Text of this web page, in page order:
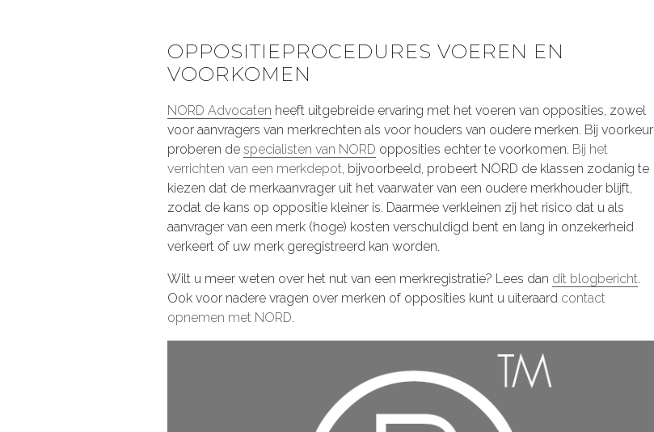
OPPOSITIEPROCEDURES VOEREN EN
VOORKOMEN
NORD Advocaten heeft uitgebreide ervaring met het voeren van opposities, zowel
voor aanvragers van merkrechten als voor houders van oudere merken. Bij voorkeur
proberen despecialisten van NORD opposities echter te voorkomen. Bij het
verrichten van een merkdepot, bijvoorbeeld, probeert NORD de klassen zodanig te
kiezen dat de merkaanvrager uit het vaarwater van een oudere merkhouder blijft,
zodat de kans op oppositie kleiner is. Daarmee verkleinen zij het risico dat u als
aanvrager van een merk (hoge) kosten verschuldigd bent en lang in onzekerheid
verkeert of uw merk geregistreerd kan worden.
Wilt u meer weten over het nut van een merkregistratie? Lees dan dit blogbericht.
Ook voor nadere vragen over merken of opposities kunt u uiteraard contact
opnemen met NORD.